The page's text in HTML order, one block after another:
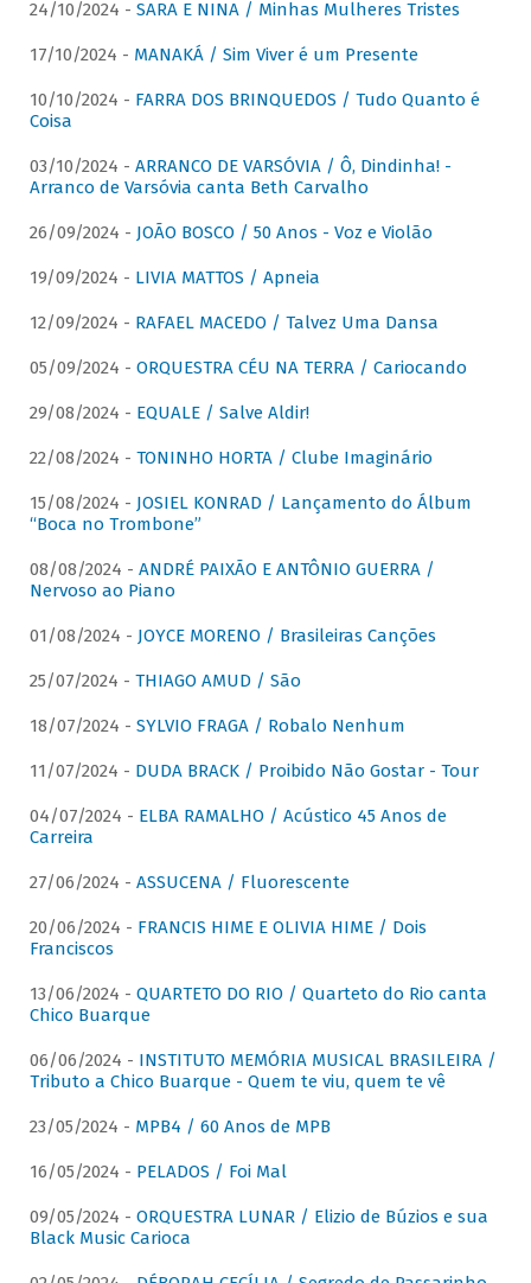
24/10/2024 - SARA E NINA / Minhas Mulheres Tristes
17/10/2024 - MANAKÁ / Sim Viver é um Presente
10/10/2024 - FARRA DOS BRINQUEDOS / Tudo Quanto é
Coisa
03/10/2024 - ARRANCO DE VARSÓVIA / Ô, Dindinha! -
Arranco de Varsóvia canta Beth Carvalho
26/09/2024 - JOÃO BOSCO / 50 Anos - Voz e Violão
19/09/2024 - LIVIA MATTOS / Apneia
12/09/2024 - RAFAEL MACEDO / Talvez Uma Dansa
05/09/2024 - ORQUESTRA CÉU NA TERRA / Cariocando
29/08/2024 - EQUALE / Salve Aldir!
22/08/2024 - TONINHO HORTA / Clube Imaginário
15/08/2024 - JOSIEL KONRAD / Lançamento do Álbum
“Boca no Trombone”
08/08/2024 - ANDRÉ PAIXÃO E ANTÔNIO GUERRA /
Nervoso ao Piano
01/08/2024 - JOYCE MORENO / Brasileiras Canções
25/07/2024 - THIAGO AMUD / São
18/07/2024 - SYLVIO FRAGA / Robalo Nenhum
11/07/2024 - DUDA BRACK / Proibido Não Gostar - Tour
04/07/2024 - ELBA RAMALHO / Acústico 45 Anos de
Carreira
27/06/2024 - ASSUCENA / Fluorescente
20/06/2024 - FRANCIS HIME E OLIVIA HIME / Dois
Franciscos
13/06/2024 - QUARTETO DO RIO / Quarteto do Rio canta
Chico Buarque
06/06/2024 - INSTITUTO MEMÓRIA MUSICAL BRASILEIRA /
Tributo a Chico Buarque - Quem te viu, quem te vê
23/05/2024 - MPB4 / 60 Anos de MPB
16/05/2024 - PELADOS / Foi Mal
09/05/2024 - ORQUESTRA LUNAR / Elizio de Búzios e sua
Black Music Carioca